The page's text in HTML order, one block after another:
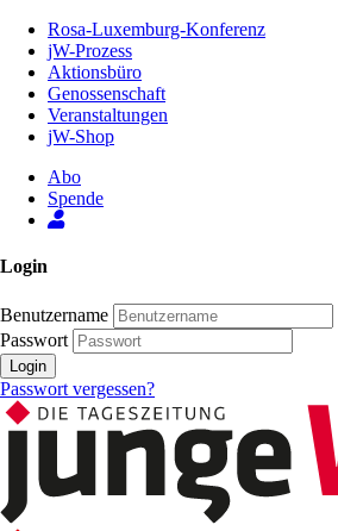
Inhalt
Seite
Rosa-Luxemburg-Konferenz
jW-Prozess
Aktionsbüro
Genossenschaft
Veranstaltungen
jW-Shop
Abo
Spende
Login
Benutzername
Passwort
Login
Passwort vergessen?